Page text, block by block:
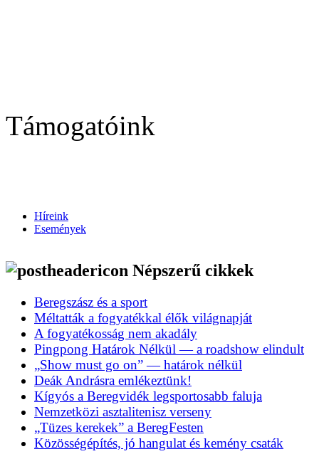
Támogatóink
Híreink
Események
Népszerű cikkek
Beregszász és a sport
Méltatták a fogyatékkal élők világnapját
A fogyatékosság nem akadály
Pingpong Határok Nélkül — a roadshow elindult
„Show must go on” — határok nélkül
Deák Andrásra emlékeztünk!
Kígyós a Beregvidék legsportosabb faluja
Nemzetközi asztalitenisz verseny
„Tüzes kerekek” a BeregFesten
Közösségépítés, jó hangulat és kemény csaták